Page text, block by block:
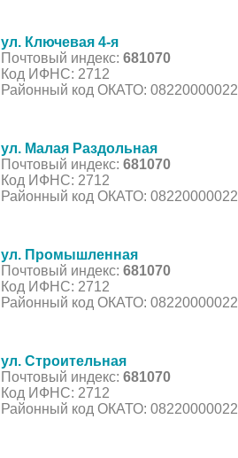
ул. Ключевая 4-я
Почтовый индекс: 681070
Код ИФНС: 2712
Районный код ОКАТО: 08220000022
ул. Малая Раздольная
Почтовый индекс: 681070
Код ИФНС: 2712
Районный код ОКАТО: 08220000022
ул. Промышленная
Почтовый индекс: 681070
Код ИФНС: 2712
Районный код ОКАТО: 08220000022
ул. Строительная
Почтовый индекс: 681070
Код ИФНС: 2712
Районный код ОКАТО: 08220000022